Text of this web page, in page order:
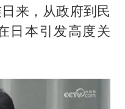
来，从政府到民
日本引发高度关